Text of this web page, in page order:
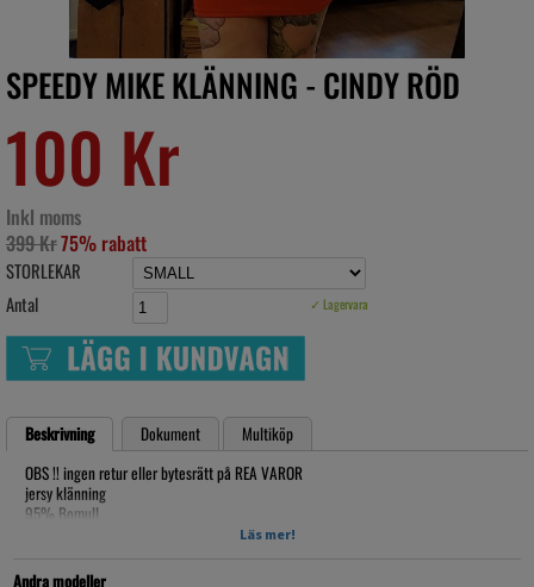
SPEEDY MIKE KLÄNNING - CINDY RÖD
100 Kr
Inkl moms
399 Kr75% rabatt
STORLEKAR
Antal
✓ Lagervara
Beskrivning Dokument
Multiköp
OBS !! ingen retur eller bytesrätt på REA VAROR
jersy klänning
95% Bomull
30 graders tvätt
Läs mer!
Andra modeller